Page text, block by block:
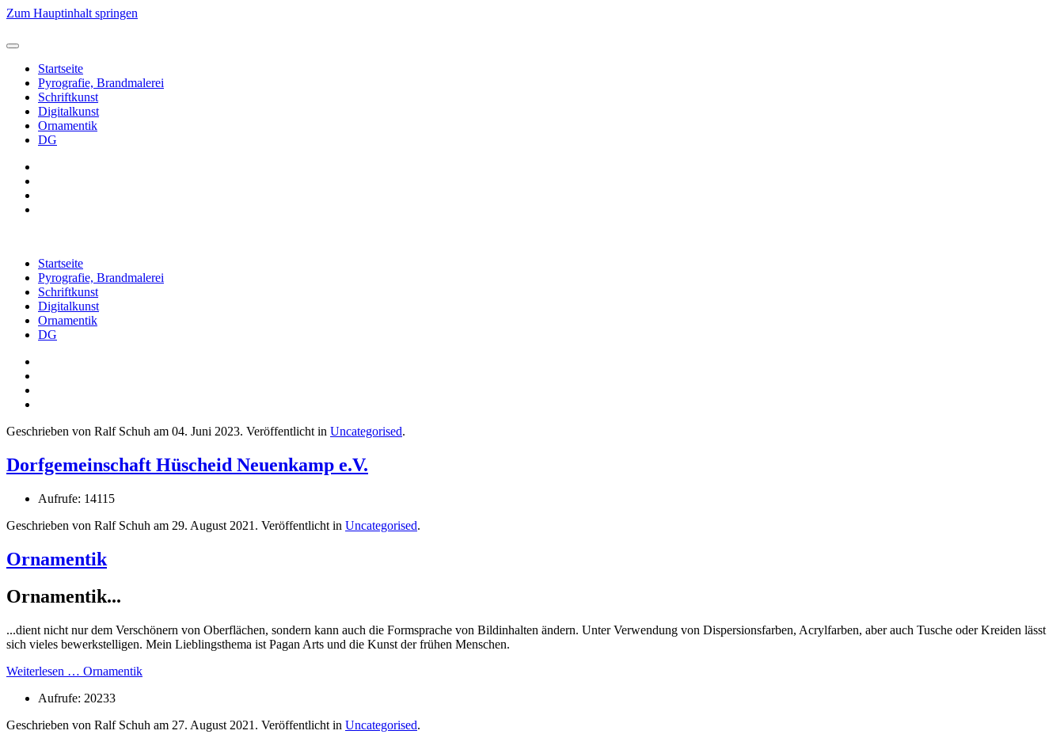
Zum Hauptinhalt springen
Startseite
Pyrografie, Brandmalerei
Schriftkunst
Digitalkunst
Ornamentik
DG
Startseite
Pyrografie, Brandmalerei
Schriftkunst
Digitalkunst
Ornamentik
DG
Geschrieben von Ralf Schuh am 04. Juni 2023. Veröffentlicht in Uncategorised.
Dorfgemeinschaft Hüscheid Neuenkamp e.V.
Aufrufe: 14115
Geschrieben von Ralf Schuh am 29. August 2021 . Veröffentlicht in Uncategorised.
Ornamentik
Ornamentik...
...dient nicht nur dem Verschönern von Oberflächen, sondern kann auch die Formsprache von Bildinhalten ändern. Unter Verwendung von Dispersionsfarben, Acrylfarben, aber auch Tusche oder Kreiden lässt
sich vieles bewerkstelligen. Mein Lieblingsthema ist Pagan Arts und die Kunst der frühen Menschen.
Weiterlesen … Ornamentik
Aufrufe: 20233
Geschrieben von Ralf Schuh am 27. August 2021 . Veröffentlicht in Uncategorised.